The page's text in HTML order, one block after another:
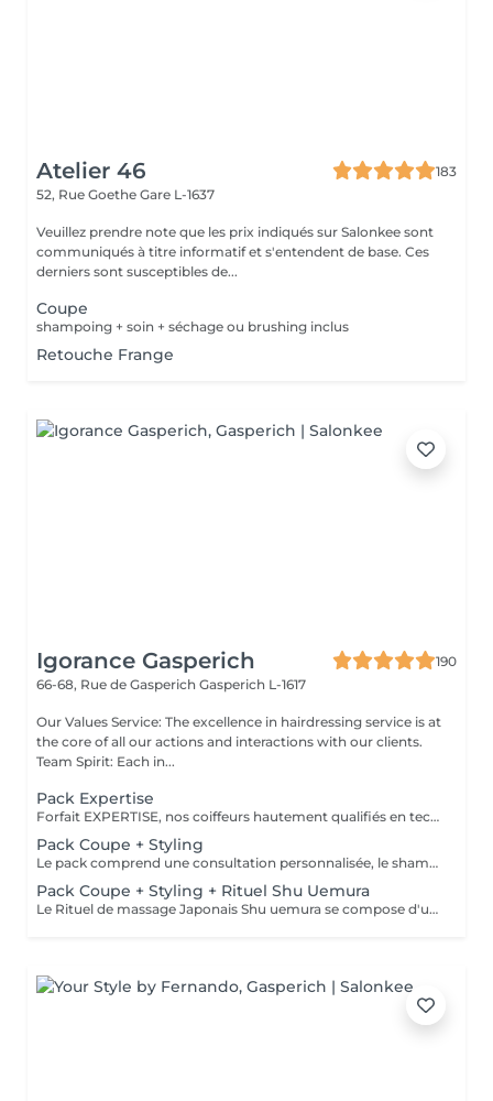
Atelier 46
183
52, Rue Goethe Gare L-1637
Veuillez prendre note que les prix indiqués sur Salonkee sont
communiqués à titre informatif et s'entendent de base. Ces
derniers sont susceptibles de...
Coupe
shampoing + soin + séchage ou brushing inclus
Retouche Frange
Igorance Gasperich
190
66-68, Rue de Gasperich Gasperich L-1617
Our Values Service: The excellence in hairdressing service is at
the core of all our actions and interactions with our clients.
Team Spirit: Each in...
Pack Expertise
Forfait EXPERTISE, nos coiffeurs hautement qualifiés en technique anglo-saxonne, en formation continu et diplômés d’une académie anglaise à Paris. Vous offre une séance d’une heure avec votre coach en suivi beauté. Ce pack inclus : 1 h de prestation Un diagnostique personnalisé Shampoing spécifique Haircare Conditioner spécifique Produit de coiffage Coupe Styling Produit de finition
Pack Coupe + Styling
Le pack comprend une consultation personnalisée, le shampooing et le conditionneur spécifiques REDKEN , la coupe IGORANCE (finitions sur cheveux secs) , le séchage et les produits de styling REDKEN * Tarifs à titre indicatifs à confirmer après la consultation personnalisée établit auprès de votre coiffeur/stylist/spécialiste * La direction se réserve le droit d’apporter des modifications pour le bon fonctionnement du salon
Pack Coupe + Styling + Rituel Shu Uemura
Le Rituel de massage Japonais Shu uemura se compose d'un shampooing et d'un soin d'une durée de 30 minutes pour une relaxation une une réparation intense du cheveu et ensuite le pack coupe styling